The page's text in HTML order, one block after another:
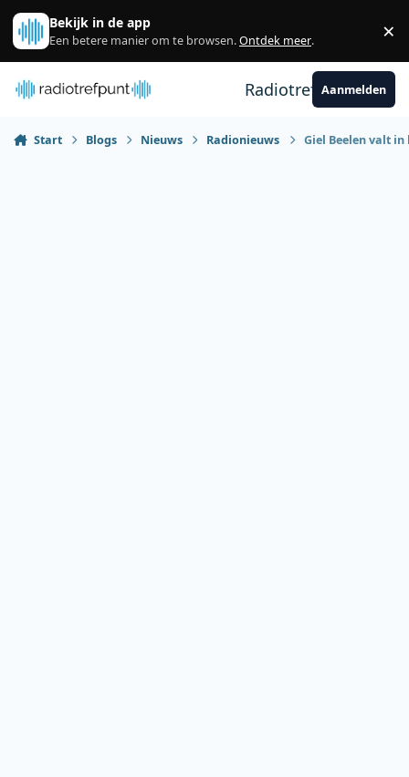
Spring naar bijdragen
Bekijk in de app
Een betere manier om te browsen.Ontdek meer. ×
RadiotrefpuntAanmelden
Start Blogs Nieuws Radionieuws Giel Beelen valt